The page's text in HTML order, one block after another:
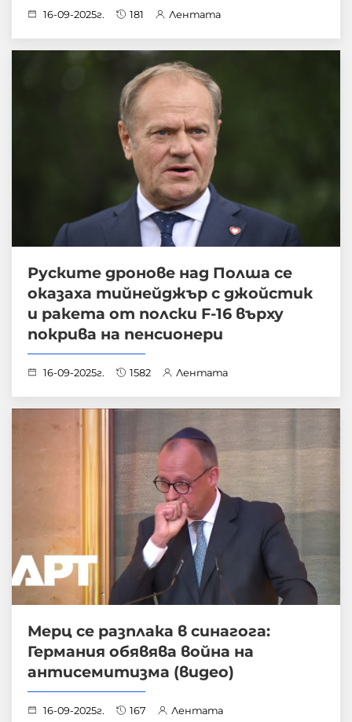
16-09-2025г. 181 Лентата
Руските дронове над Полша се
оказаха тийнейджър с джойстик
и ракета от полски F-16 върху
покрива на пенсионери
16-09-2025г. 1582 Лентата
Мерц се разплака в синагога:
Германия обявява война на
антисемитизма (видео)
16-09-2025г. 167 Лентата